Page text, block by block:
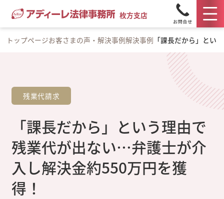
枚方支店
トップページお客さまの声・解決事例解決事例 「課長だから」とい
残業代請求
「課長だから」という理由で
残業代が出ない…弁護士が介
入し解決金約550万円を獲
得！